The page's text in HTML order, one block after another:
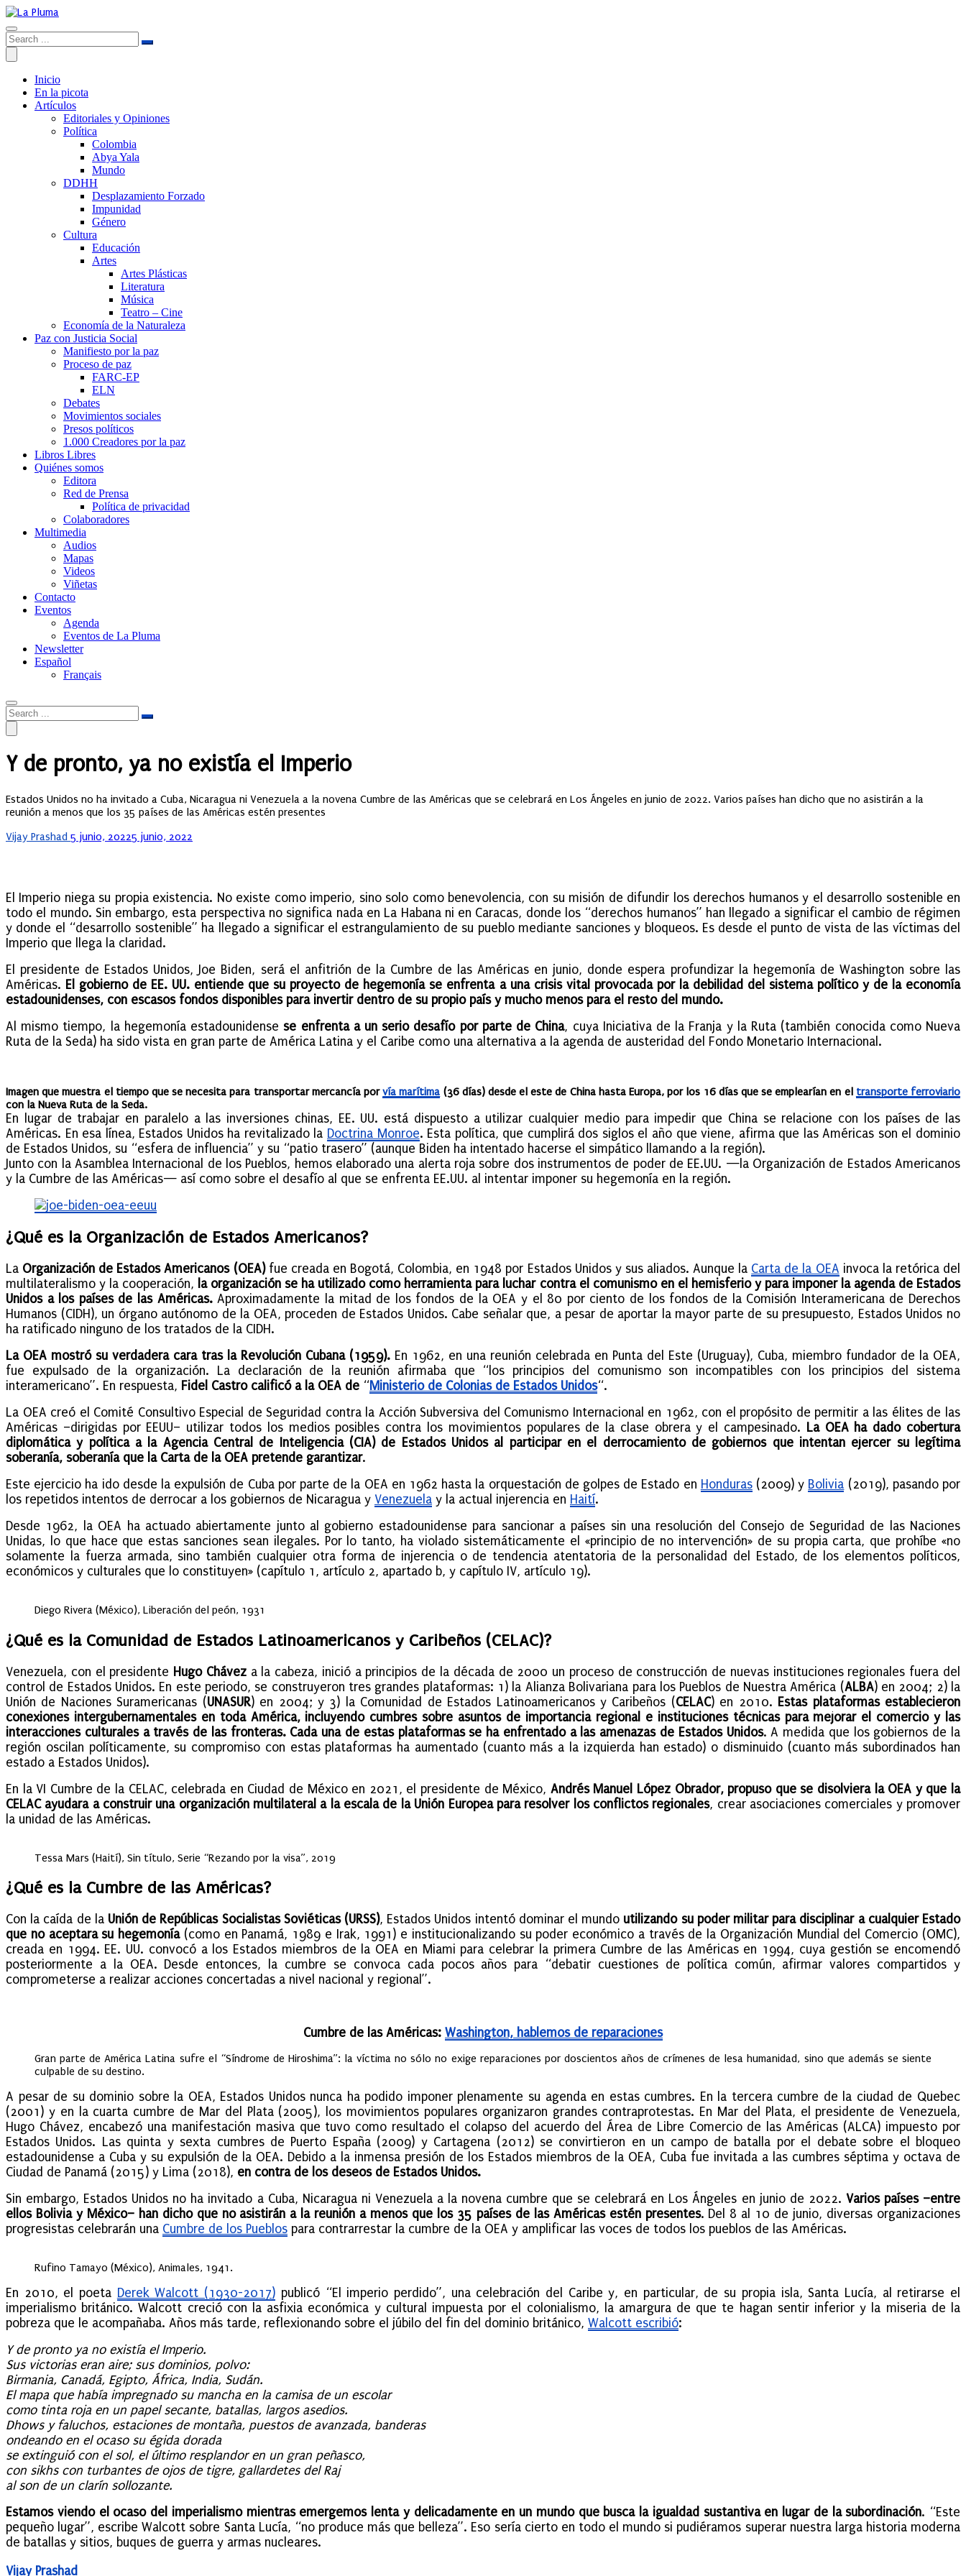
Inicio
En la picota
Artículos
Editoriales y Opiniones
Política
Colombia
Abya Yala
Mundo
DDHH
Desplazamiento Forzado
Impunidad
Género
Cultura
Educación
Artes
Artes Plásticas
Literatura
Música
Teatro – Cine
Economía de la Naturaleza
Paz con Justicia Social
Manifiesto por la paz
Proceso de paz
FARC-EP
ELN
Debates
Movimientos sociales
Presos políticos
1.000 Creadores por la paz
Libros Libres
Quiénes somos
Editora
Red de Prensa
Política de privacidad
Colaboradores
Multimedia
Audios
Mapas
Videos
Viñetas
Contacto
Eventos
Agenda
Eventos de La Pluma
Newsletter
Español
Français
Y de pronto, ya no existía el Imperio
Estados Unidos no ha invitado a Cuba, Nicaragua ni Venezuela a la novena Cumbre de las Américas que se celebrará en Los Ángeles en junio de 2022. Varios países han dicho que no asistirán a la
reunión a menos que los 35 países de las Américas estén presentes
Vijay Prashad Posted
5 junio, 20225 junio, 2022
El Imperio niega su propia existencia. No existe como imperio, sino solo como benevolencia, con su misión de difundir los derechos humanos y el desarrollo sostenible en
todo el mundo. Sin embargo, esta perspectiva no significa nada en La Habana ni en Caracas, donde los “derechos humanos” han llegado a significar el cambio de régimen
y donde el “desarrollo sostenible” ha llegado a significar el estrangulamiento de su pueblo mediante sanciones y bloqueos. Es desde el punto de vista de las víctimas del
Imperio que llega la claridad.
El presidente de Estados Unidos, Joe Biden, será el anfitrión de la Cumbre de las Américas en junio, donde espera profundizar la hegemonía de Washington sobre las
Américas. El gobierno de EE. UU. entiende que su proyecto de hegemonía se enfrenta a una crisis vital provocada por la debilidad del sistema político y de la economía
estadounidenses, con escasos fondos disponibles para invertir dentro de su propio país y mucho menos para el resto del mundo.
Al mismo tiempo, la hegemonía estadounidense se enfrenta a un serio desafío por parte de China, cuya Iniciativa de la Franja y la Ruta (también conocida como Nueva
Ruta de la Seda) ha sido vista en gran parte de América Latina y el Caribe como una alternativa a la agenda de austeridad del Fondo Monetario Internacional.
Imagen que muestra el tiempo que se necesita para transportar mercancía porvía marítima (36 días) desde el este de China hasta Europa, por los 16 días que se emplearían en el transporte ferroviario
con la Nueva Ruta de la Seda.
En lugar de trabajar en paralelo a las inversiones chinas, EE. UU. está dispuesto a utilizar cualquier medio para impedir que China se relacione con los países de las
Américas. En esa línea, Estados Unidos ha revitalizado la Doctrina Monroe. Esta política, que cumplirá dos siglos el año que viene, afirma que las Américas son el dominio
de Estados Unidos, su “esfera de influencia” y su “patio trasero” (aunque Biden ha intentado hacerse el simpático llamando a la región).
Junto con la Asamblea Internacional de los Pueblos, hemos elaborado una alerta roja sobre dos instrumentos de poder de EE.UU. —la Organización de Estados Americanos
y la Cumbre de las Américas— así como sobre el desafío al que se enfrenta EE.UU. al intentar imponer su hegemonía en la región.
¿Qué es la Organización de Estados Americanos?
La Organización de Estados Americanos (OEA)fue creada en Bogotá, Colombia, en 1948 por Estados Unidos y sus aliados. Aunque la Carta de la OEA invoca la retórica del
multilateralismo y la cooperación, la organización se ha utilizado como herramienta para luchar contra el comunismo en el hemisferio y para imponer la agenda de Estados
Unidos a los países de las Américas.Aproximadamente la mitad de los fondos de la OEA y el 80 por ciento de los fondos de la Comisión Interamericana de Derechos
Humanos (CIDH), un órgano autónomo de la OEA, proceden de Estados Unidos. Cabe señalar que, a pesar de aportar la mayor parte de su presupuesto, Estados Unidos no
ha ratificado ninguno de los tratados de la CIDH.
La OEA mostró su verdadera cara tras la Revolución Cubana (1959). En 1962, en una reunión celebrada en Punta del Este (Uruguay), Cuba, miembro fundador de la OEA,
fue expulsado de la organización. La declaración de la reunión afirmaba que “los principios del comunismo son incompatibles con los principios del sistema
interamericano”. En respuesta, Fidel Castro calificó a la OEA de “Ministerio de Colonias de Estados Unidos“.
La OEA creó el Comité Consultivo Especial de Seguridad contra la Acción Subversiva del Comunismo Internacional en 1962, con el propósito de permitir a las élites de las
Américas –dirigidas por EEUU– utilizar todos los medios posibles contra los movimientos populares de la clase obrera y el campesinado. La OEA ha dado cobertura
diplomática y política a la Agencia Central de Inteligencia (CIA) de Estados Unidos al participar en el derrocamiento de gobiernos que intentan ejercer su legítima
soberanía, soberanía que la Carta de la OEA pretende garantizar.
Este ejercicio ha ido desde la expulsión de Cuba por parte de la OEA en 1962 hasta la orquestación de golpes de Estado en Honduras(2009) y Bolivia (2019), pasando por
los repetidos intentos de derrocar a los gobiernos de Nicaragua y Venezuela y la actual injerencia en Haití.
Desde 1962, la OEA ha actuado abiertamente junto al gobierno estadounidense para sancionar a países sin una resolución del Consejo de Seguridad de las Naciones
Unidas, lo que hace que estas sanciones sean ilegales. Por lo tanto, ha violado sistemáticamente el «principio de no intervención» de su propia carta, que prohíbe «no
solamente la fuerza armada, sino también cualquier otra forma de injerencia o de tendencia atentatoria de la personalidad del Estado, de los elementos políticos,
económicos y culturales que lo constituyen» (capítulo 1, artículo 2, apartado b, y capítulo IV, artículo 19).
Diego Rivera (México), Liberación del peón, 1931
¿Qué es la Comunidad de Estados Latinoamericanos y Caribeños (CELAC)?
Venezuela, con el presidente Hugo Cháveza la cabeza, inició a principios de la década de 2000 un proceso de construcción de nuevas instituciones regionales fuera del
control de Estados Unidos. En este periodo, se construyeron tres grandes plataformas: 1) la Alianza Bolivariana para los Pueblos de Nuestra América (ALBA) en 2004; 2) la
Unión de Naciones Suramericanas (UNASUR) en 2004; y 3) la Comunidad de Estados Latinoamericanos y Caribeños (CELAC) en 2010. Estas plataformas establecieron
conexiones intergubernamentales en toda América, incluyendo cumbres sobre asuntos de importancia regional e instituciones técnicas para mejorar el comercio y las
interacciones culturales a través de las fronteras. Cada una de estas plataformas se ha enfrentado a las amenazas de Estados Unidos. A medida que los gobiernos de la
región oscilan políticamente, su compromiso con estas plataformas ha aumentado (cuanto más a la izquierda han estado) o disminuido (cuanto más subordinados han
estado a Estados Unidos).
En la VI Cumbre de la CELAC, celebrada en Ciudad de México en 2021, el presidente de México, Andrés Manuel López Obrador, propuso que se disolviera la OEA y que la
CELAC ayudara a construir una organización multilateral a la escala de la Unión Europea para resolver los conflictos regionales, crear asociaciones comerciales y promover
la unidad de las Américas.
Tessa Mars (Haití), Sin título, Serie “Rezando por la visa”, 2019
¿Qué es la Cumbre de las Américas?
Con la caída de la Unión de Repúblicas Socialistas Soviéticas (URSS), Estados Unidos intentó dominar el mundo utilizando su poder militar para disciplinar a cualquier Estado
que no aceptara su hegemonía(como en Panamá, 1989 e Irak, 1991) e institucionalizando su poder económico a través de la Organización Mundial del Comercio (OMC),
creada en 1994. EE. UU. convocó a los Estados miembros de la OEA en Miami para celebrar la primera Cumbre de las Américas en 1994, cuya gestión se encomendó
posteriormente a la OEA. Desde entonces, la cumbre se convoca cada pocos años para “debatir cuestiones de política común, afirmar valores compartidos y
comprometerse a realizar acciones concertadas a nivel nacional y regional”.
Cumbre de las Américas: Washington, hablemos de reparaciones
Gran parte de América Latina sufre el “Síndrome de Hiroshima”: la víctima no sólo no exige reparaciones por doscientos años de crímenes de lesa humanidad, sino que además se siente
culpable de su destino.
A pesar de su dominio sobre la OEA, Estados Unidos nunca ha podido imponer plenamente su agenda en estas cumbres. En la tercera cumbre de la ciudad de Quebec
(2001) y en la cuarta cumbre de Mar del Plata (2005), los movimientos populares organizaron grandes contraprotestas. En Mar del Plata, el presidente de Venezuela,
Hugo Chávez, encabezó una manifestación masiva que tuvo como resultado el colapso del acuerdo del Área de Libre Comercio de las Américas (ALCA) impuesto por
Estados Unidos. Las quinta y sexta cumbres de Puerto España (2009) y Cartagena (2012) se convirtieron en un campo de batalla por el debate sobre el bloqueo
estadounidense a Cuba y su expulsión de la OEA. Debido a la inmensa presión de los Estados miembros de la OEA, Cuba fue invitada a las cumbres séptima y octava de
Ciudad de Panamá (2015) y Lima (2018), en contra de los deseos de Estados Unidos.
Sin embargo, Estados Unidos no ha invitado a Cuba, Nicaragua ni Venezuela a la novena cumbre que se celebrará en Los Ángeles en junio de 2022. Varios países –entre
ellos Bolivia y México– han dicho que no asistirán a la reunión a menos que los 35 países de las Américas estén presentes. Del 8 al 10 de junio, diversas organizaciones
progresistas celebrarán una Cumbre de los Pueblos para contrarrestar la cumbre de la OEA y amplificar las voces de todos los pueblos de las Américas.
Rufino Tamayo (México), Animales, 1941.
En 2010, el poeta Derek Walcott (1930-2017) publicó “El imperio perdido”, una celebración del Caribe y, en particular, de su propia isla, Santa Lucía, al retirarse el
imperialismo británico. Walcott creció con la asfixia económica y cultural impuesta por el colonialismo, la amargura de que te hagan sentir inferior y la miseria de la
pobreza que le acompañaba. Años más tarde, reflexionando sobre el júbilo del fin del dominio británico, Walcott escribió:
Y de pronto ya no existía el Imperio.
Sus victorias eran aire; sus dominios, polvo:
Birmania, Canadá, Egipto, África, India, Sudán.
El mapa que había impregnado su mancha en la camisa de un escolar
como tinta roja en un papel secante, batallas, largos asedios.
Dhows y faluchos, estaciones de montaña, puestos de avanzada, banderas
ondeando en el ocaso su égida dorada
se extinguió con el sol, el último resplandor en un gran peñasco,
con sikhs con turbantes de ojos de tigre, gallardetes del Raj
al son de un clarín sollozante.
Estamos viendo el ocaso del imperialismo mientras emergemos lenta y delicadamente en un mundo que busca la igualdad sustantiva en lugar de la subordinación. “Este
pequeño lugar”, escribe Walcott sobre Santa Lucía, “no produce más que belleza”. Eso sería cierto en todo el mundo si pudiéramos superar nuestra larga historia moderna
de batallas y sitios, buques de guerra y armas nucleares.
Vijay Prashad